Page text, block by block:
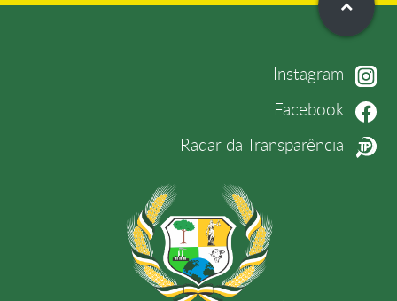
Instagram
Facebook
Radar da Transparência